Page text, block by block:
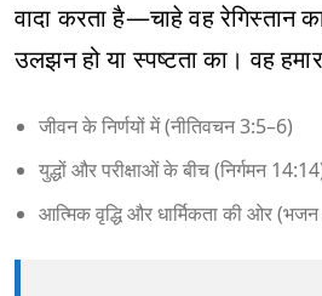
वादा करता है—चाहे वह रेगिस्तान
उलझन हो या स्पष्टता का। वह
जीवन के निर्णयों में (नीतिवचन 3:5–6)
युद्धों और परीक्षाओं के बीच (निर्गमन
आत्मिक वृद्धि और धार्मिकता की ओर